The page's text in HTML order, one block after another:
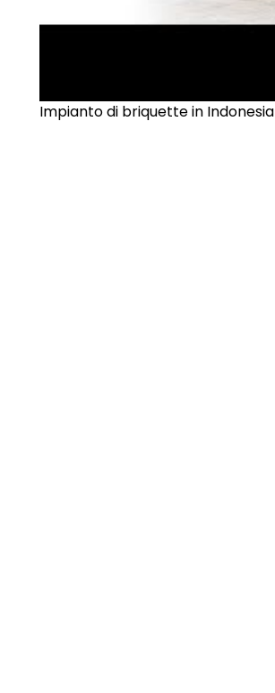
►
Impianto di briquette in Indonesia